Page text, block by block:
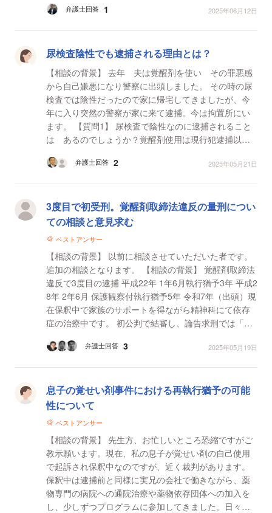
は、覚醒剤...
弁護士回答 1 2025年06月12日
尿検査陰性でも逮捕される理由とは？
【相談の背景】 去年 夫は覚醒剤を使い その罪悪感
から自己嫌悪になり警察に出頭しました。 その時の尿
検査では陰性だったので家に帰宅してきましたが、今
年に入り突然の警察が家に来て逮捕。今は拘置所にい
ます。 【質問1】 尿検査で陰性なのに逮捕されること
は あるのでしょうか？覚醒剤使用は現行犯逮捕以外
弁護士回答 2 2025年05月21日
3度目で初受刑。覚醒剤取締法違反の量刑につい
ての相談と意見求む
ベストアンサー
【相談の背景】 以前に相談させていただいた者です。
追加の相談となります。 【相談の背景】 覚醒剤取締法
違反で3度目の逮捕 平成22年 1年6月執行猶予3年 平成2
8年 2年6月 保護観察付執行猶予5年 令和7年（出頭）現
在保釈中で家族のサポートを得ながら精神科にて依存
症の治療中です。 初公判で結審し、論告求刑では「も
弁護士回答 3 2025年05月19日
息子の覚せい剤事件における再執行猶予の可能
性について
ベストアンサー
【相談の背景】 先生方、お忙しいところ恐縮ですがご
教示願います。現在、私の息子が覚せい剤の自己使用
で起訴され保釈中なのですが、近く裁判があります。
保釈中は逮捕前と同様に実兄の会社で働きながら、薬
物専門の病院への通院治療や薬物依存団体への加入を
し、少しずつプログラムに参加してきました。日々、